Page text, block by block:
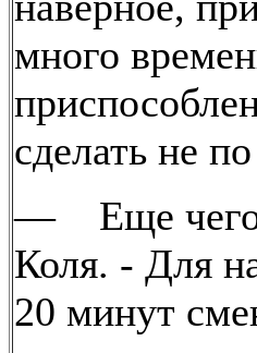
много
сделать не
— Еще чего,
Коля. - Для
20 минут